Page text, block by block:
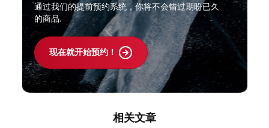
通过我们的提前预约系统，你将不会错过期盼已久
的商品.
现在就开始预约！
相关文章